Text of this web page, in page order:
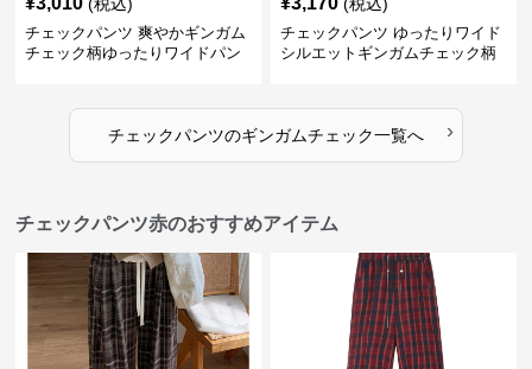
チェックパンツ 爽やかギンガム
チェック柄ゆったりワイドパン
チェックパンツ ゆったりワイド
シルエットギンガムチェック柄
チェックパンツのギンガムチェック一覧へ ›
チェックパンツ赤のおすすめアイテム